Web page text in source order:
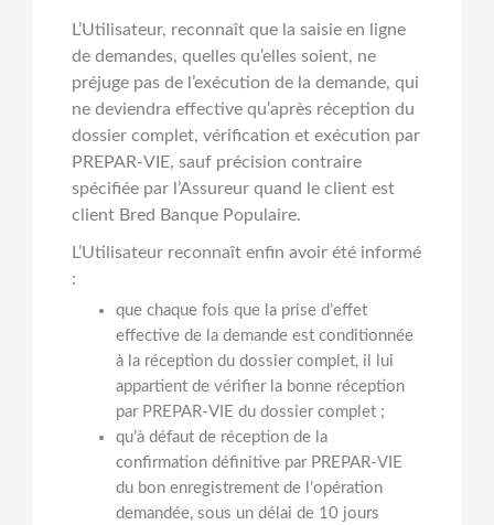
L’Utilisateur, reconnaît que la saisie en ligne
de demandes, quelles qu’elles soient, ne
préjuge pas de l’exécution de la demande, qui
ne deviendra effective qu’après réception du
dossier complet, vérification et exécution par
PREPAR-VIE, sauf précision contraire
spécifiée par l’Assureur quand le client est
client Bred Banque Populaire.
L’Utilisateur reconnaît enfin avoir été informé
:
que chaque fois que la prise d’effet
effective de la demande est conditionnée
à la réception du dossier complet, il lui
appartient de vérifier la bonne réception
par PREPAR-VIE du dossier complet ;
qu’à défaut de réception de la
confirmation définitive par PREPAR-VIE
du bon enregistrement de l’opération
demandée, sous un délai de 10 jours